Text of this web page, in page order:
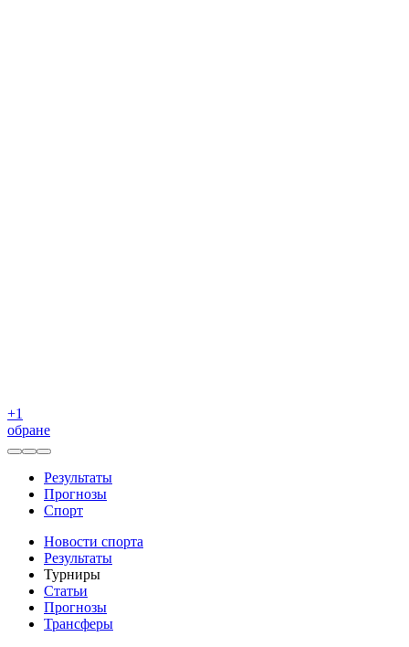
+1
обране
Результаты
Прогнозы
Спорт
Новости спорта
Результаты
Турниры
Статьи
Прогнозы
Трансферы